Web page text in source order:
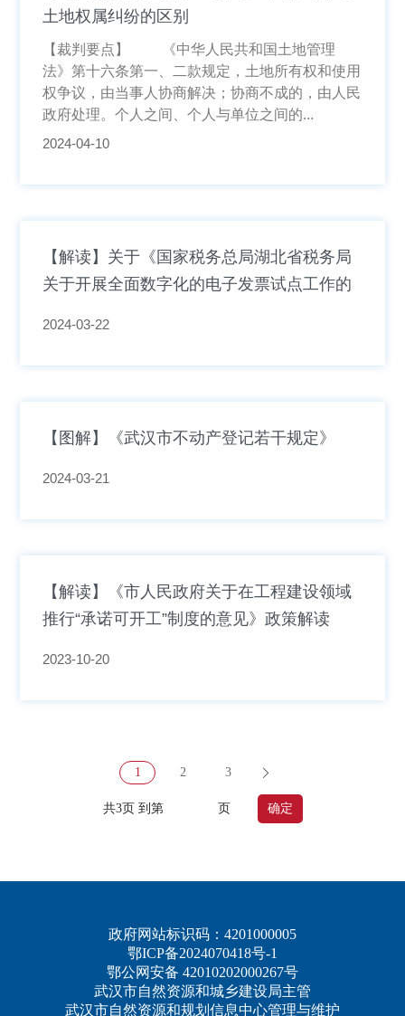
土地权属纠纷的区别
【裁判要点】 《中华人民共和国土地管理
法》第十六条第一、二款规定，土地所有权和使用
权争议，由当事人协商解决；协商不成的，由人民
政府处理。个人之间、个人与单位之间的...
2024-04-10
【解读】关于《国家税务总局湖北省税务局
关于开展全面数字化的电子发票试点工作的
2024-03-22
【图解】《武汉市不动产登记若干规定》
2024-03-21
【解读】《市人民政府关于在工程建设领域
推行“承诺可开工”制度的意见》政策解读
2023-10-20
1 2 3
共3页 到第 页 确定
政府网站标识码：4201000005
鄂ICP备2024070418号-1
鄂公网安备 42010202000267号
武汉市自然资源和城乡建设局主管
武汉市自然资源和规划信息中心管理与维护